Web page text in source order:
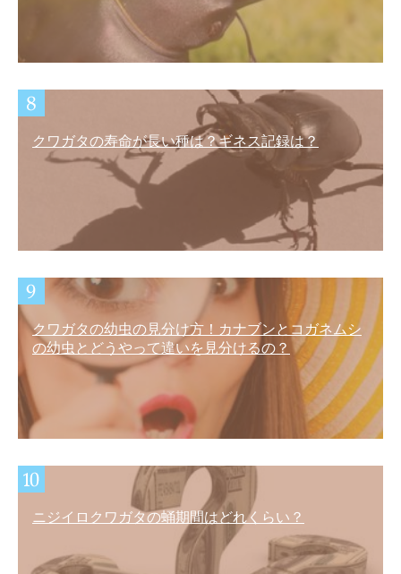
クワガタの寿命が長い種は？ギネス記録は？
クワガタの幼虫の見分け方！カナブンとコガネムシ
の幼虫とどうやって違いを見分けるの？
ニジイロクワガタの蛹期間はどれくらい？